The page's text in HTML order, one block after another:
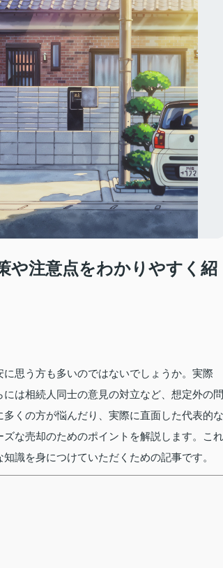
や注意点をわかりやすく紹
思う方も多いのではないでしょうか。実際
は相続人同士の意見の対立など、想定外の問
くの方が悩んだり、実際に直面した代表的な
な売却のためのポイントを解説します。これ
識を身につけていただくための記事です。